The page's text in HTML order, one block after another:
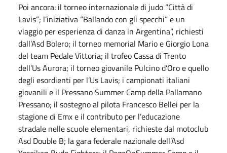
Poi ancora: il torneo internazionale di judo “Città di
Lavis”; l’iniziativa “Ballando con gli specchi” e un
viaggio per esperienza di danza in Argentina”, richiesti
dall’Asd Bolero; il torneo memorial Mario e Giorgio Lona
del team Pedale Vittoria; il trofeo Cassa di Trento
dell’Us Aurora; il torneo giovanile Pulcino d’Oro e quello
degli esordienti per l’Us Lavis; i campionati italiani
giovanili e il Pressano Summer Camp della Pallamano
Pressano; il sostegno al pilota Francesco Bellei per la
stagione di Emx e il contributo per l’educazione
stradale nelle scuole elementari, richieste dal motoclub
Asd Double B; la gara federale nazionale dell’Asd